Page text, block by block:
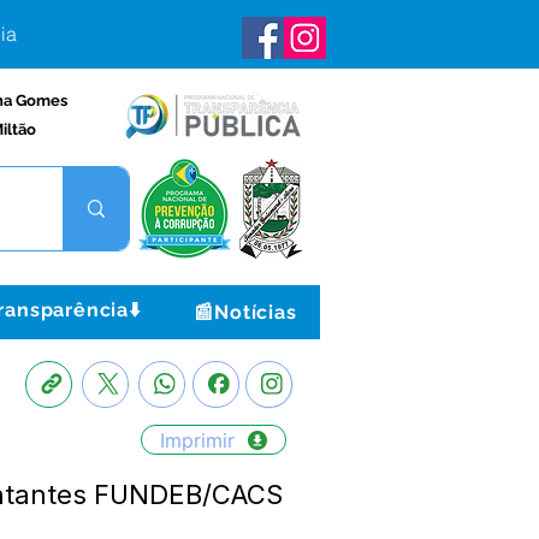
Gomes
📰Notícias
Imprimir
FUNDEB/CACS